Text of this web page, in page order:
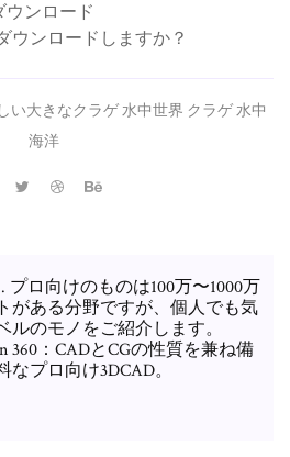
ウンロード
ウンロードしますか？
い大きなクラゲ 水中世界 クラゲ 水中
海洋
プロ向けのものは100万〜1000万
がある分野ですが、個人でも気
ルのモノをご紹介します。
360：CADとCGの性質を兼ね備
なプロ向け3DCAD。